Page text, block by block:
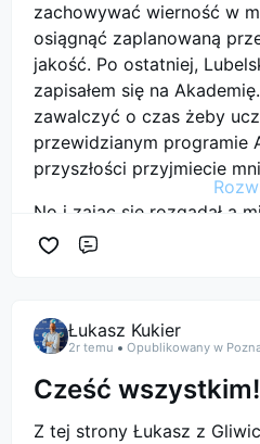
zachowywać wierność w
osiągnąć zaplanowaną
jakość. Po ostatniej,
zapisałem się na
zawalczyć o czas żeby
przewidzianym programie
przyszłości przyjmiecie
No i zając się rozgadał a
Łukasz Kukier
2r temu Opublikowany w
Cześć wszystkim!
Z tej strony Łukasz z